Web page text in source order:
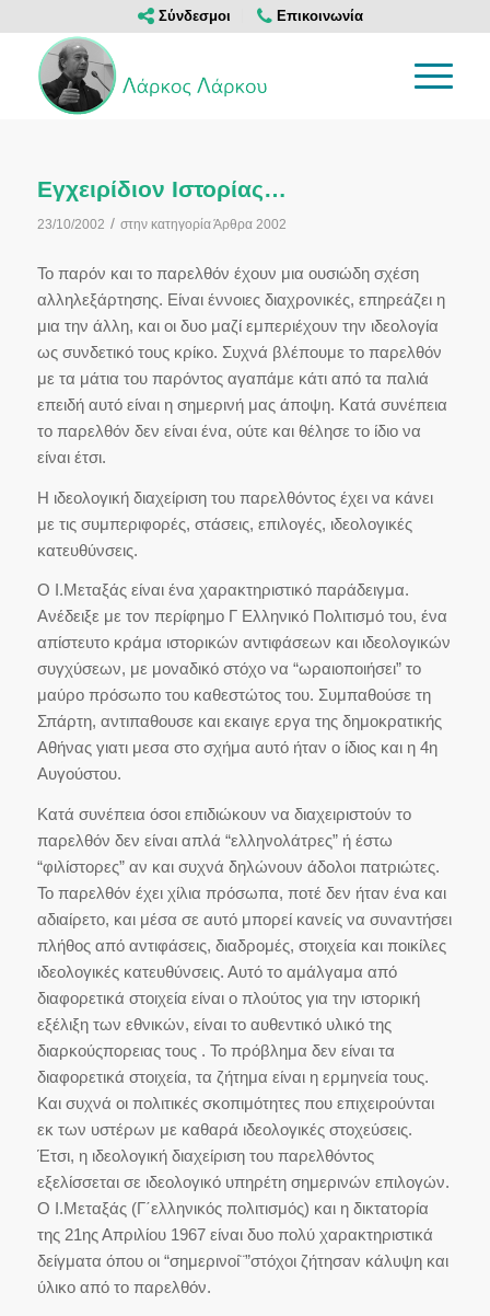
Σύνδεσμοι Επικοινωνία
Εγχειρίδιον Ιστορίας…
23/10/2002 / στην κατηγορίαΆρθρα 2002
Το παρόν και το παρελθόν έχουν μια ουσιώδη σχέση
αλληλεξάρτησης. Είναι έννοιες διαχρονικές, επηρεάζει η
μια την άλλη, και οι δυο μαζί εμπεριέχουν την ιδεολογία
ως συνδετικό τους κρίκο. Συχνά βλέπουμε το παρελθόν
με τα μάτια του παρόντος αγαπάμε κάτι από τα παλιά
επειδή αυτό είναι η σημερινή μας άποψη. Κατά συνέπεια
το παρελθόν δεν είναι ένα, ούτε και θέλησε το ίδιο να
είναι έτσι.
Η ιδεολογική διαχείριση του παρελθόντος έχει να κάνει
με τις συμπεριφορές, στάσεις, επιλογές, ιδεολογικές
κατευθύνσεις.
Ο Ι.Μεταξάς είναι ένα χαρακτηριστικό παράδειγμα.
Ανέδειξε με τον περίφημο Γ Ελληνικό Πολιτισμό του, ένα
απίστευτο κράμα ιστορικών αντιφάσεων και ιδεολογικών
συγχύσεων, με μοναδικό στόχο να “ωραιοποιήσει” το
μαύρο πρόσωπο του καθεστώτος του. Συμπαθούσε τη
Σπάρτη, αντιπαθουσε και εκαιγε εργα της δημοκρατικής
Αθήνας γιατι μεσα στο σχήμα αυτό ήταν ο ίδιος και η 4η
Αυγούστου.
Κατά συνέπεια όσοι επιδιώκουν να διαχειριστούν το
παρελθόν δεν είναι απλά “ελληνολάτρες” ή έστω
“φιλίστορες” αν και συχνά δηλώνουν άδολοι πατριώτες.
Το παρελθόν έχει χίλια πρόσωπα, ποτέ δεν ήταν ένα και
αδιαίρετο, και μέσα σε αυτό μπορεί κανείς να συναντήσει
πλήθος από αντιφάσεις, διαδρομές, στοιχεία και ποικίλες
ιδεολογικές κατευθύνσεις. Αυτό το αμάλγαμα από
διαφορετικά στοιχεία είναι ο πλούτος για την ιστορική
εξέλιξη των εθνικών, είναι το αυθεντικό υλικό της
διαρκούςπορειας τους . Το πρόβλημα δεν είναι τα
διαφορετικά στοιχεία, τα ζήτημα είναι η ερμηνεία τους.
Και συχνά οι πολιτικές σκοπιμότητες που επιχειρούνται
εκ των υστέρων με καθαρά ιδεολογικές στοχεύσεις.
Έτσι, η ιδεολογική διαχείριση του παρελθόντος
εξελίσσεται σε ιδεολογικό υπηρέτη σημερινών επιλογών.
Ο Ι.Μεταξάς (Γ΄ελληνικός πολιτισμός) και η δικτατορία
της 21ης Απριλίου 1967 είναι δυο πολύ χαρακτηριστικά
δείγματα όπου οι “σημερινοί¨”στόχοι ζήτησαν κάλυψη και
ύλικο από το παρελθόν.